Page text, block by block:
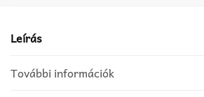
Leírás
További információk